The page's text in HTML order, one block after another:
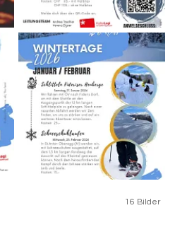
16 Bilder